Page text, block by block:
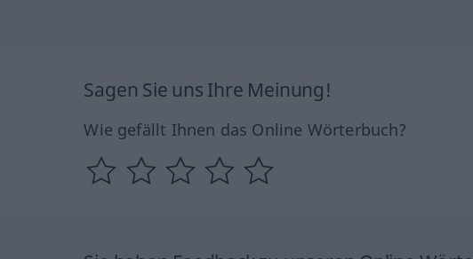
Sagen Sie uns Ihre Meinung!
Wie gefällt Ihnen das Online Wörterbuch?